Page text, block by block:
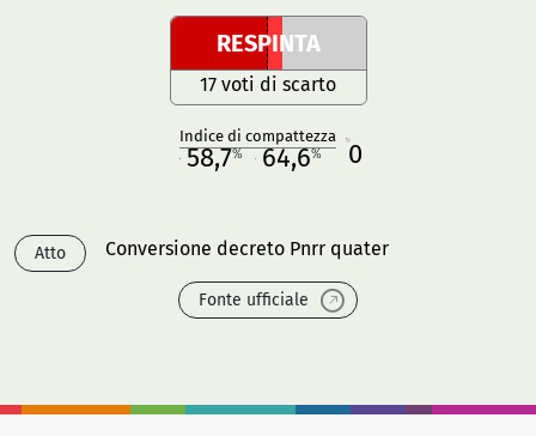
RESPINTA
17 voti di scarto
Indice di compattezza
58,7% 64,6% 0
Atto Conversione decreto Pnrr quater
Fonte ufficiale